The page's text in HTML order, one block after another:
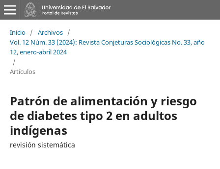
Inicio / Archivos /
Vol. 12 Núm. 33 (2024): Revista Conjeturas Sociológicas No. 33, año
12, enero-abril 2024
/
Artículos
Patrón de alimentación y riesgo
de diabetes tipo 2 en adultos
indígenas
revisión sistemática